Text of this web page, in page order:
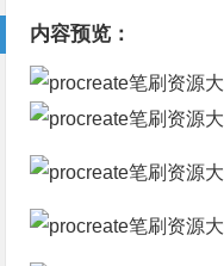
内容预览：